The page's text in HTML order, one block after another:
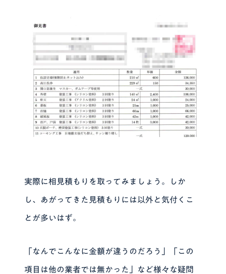
実際に相見積もりを取ってみましょう。しか
し、あがってきた見積もりには以外と気付くこ
とが多いはず。
「なんでこんなに金額が違うのだろう」「この
項目は他の業者では無かった」など様々な疑問